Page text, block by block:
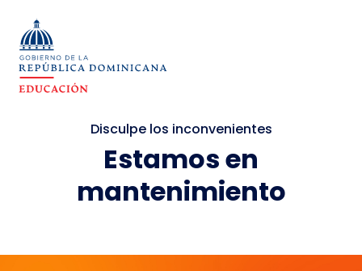
Disculpe los inconvenientes
Estamos en
mantenimiento